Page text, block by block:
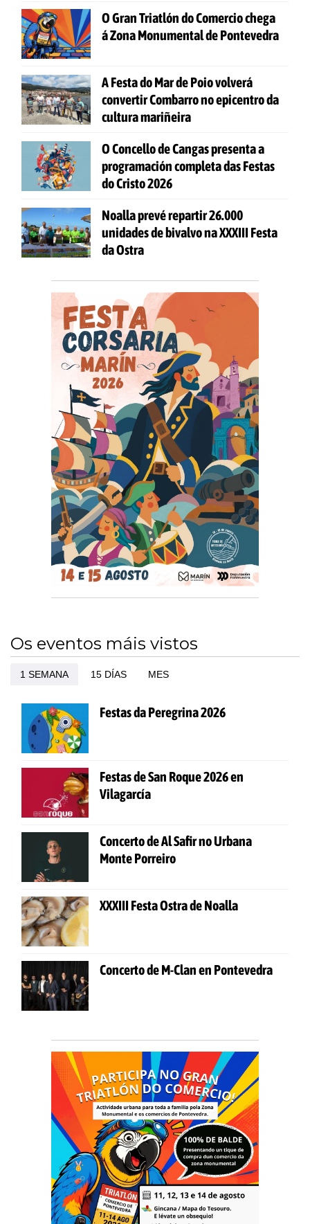
O Gran Triatlón do Comercio chega
á Zona Monumental de Pontevedra
A Festa do Mar de Poio volverá
convertir Combarro no epicentro da
cultura mariñeira
O Concello de Cangas presenta a
programación completa das Festas
do Cristo 2026
Noalla prevé repartir 26.000
unidades de bivalvo na XXXIII Festa
da Ostra
Os eventos máis vistos
1 SEMANA 15 DÍAS MES
Festas da Peregrina 2026
Festas de San Roque 2026 en
Vilagarcía
Concerto de Al Safir no Urbana
Monte Porreiro
XXXIII Festa Ostra de Noalla
Concerto de M-Clan en Pontevedra